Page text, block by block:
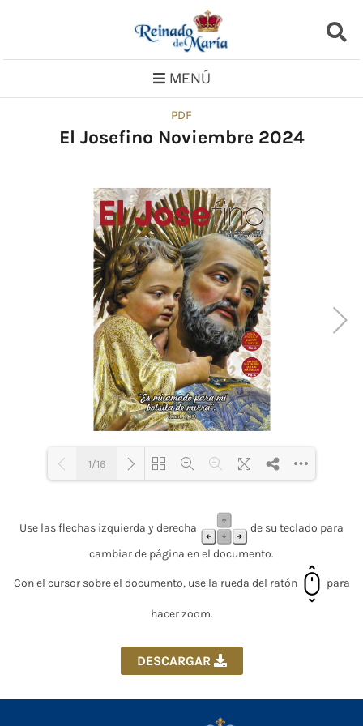
MENÚ
PDF
El Josefino Noviembre 2024
Loading PDF 37% ...
1/16
Use las flechas izquierda y derecha
de su teclado para
cambiar de página en el documento.
Con el cursor sobre el documento, use la rueda del ratón para
hacer zoom.
DESCARGAR